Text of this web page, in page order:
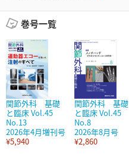
巻号一覧
関節外科 基礎
と臨床 Vol.45
No.13
2026年4月増刊号
¥5,940
関節外科 基礎
と臨床 Vol.45
No.8
2026年8月号
¥2,860